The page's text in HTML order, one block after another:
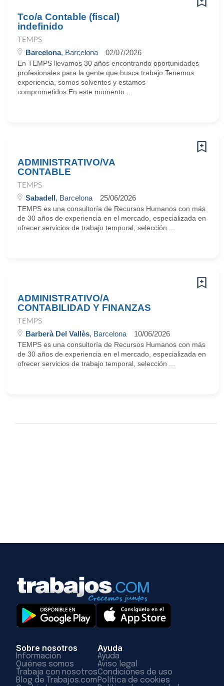
Tco/a Contable (fiscal)
indefinido
TEMPS
Barcelona, Barcelona 02/07/2026
En TEMPS llevamos 30 años encontrando oportunidades
profesionales para la gente que busca trabajo.Tenemos
experiencia, somos solventes y estamos
comprometidos.En este momento ...
ADMINISTRATIVO/VA
CONTABLE
TEMPS
Sabadell, Barcelona 25/06/2026
TEMPS es una consultoría de Recursos Humanos con más
de 30 años de experiencia en el mercado, especializada en
ofrecer servicios de trabajo temporal, selección ...
ADMINISTRATIVO/A
CONTABILIDAD Y FINANZAS
TEMPS
Barberà Del Vallès, Barcelona 10/06/2026
TEMPS es una consultoría de Recursos Humanos con más
de 30 años de experiencia en el mercado, especializada en
ofrecer servicios de trabajo temporal, selección ...
Sobre nosotros
Información
Quiénes somos
Trabaja con nosotros
Blog de Trabajos.com
Ayuda
Ayuda
Aviso legal
Condiciones de uso
Política de cookies